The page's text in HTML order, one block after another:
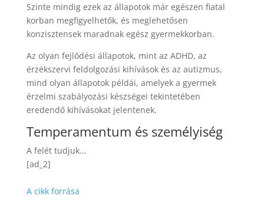
Szinte mindig ezek az állapotok már egészen fiatal
korban megfigyelhetők, és meglehetősen
konzisztensek maradnak egész gyermekkorban.
Az olyan fejlődési állapotok, mint az ADHD, az
érzékszervi feldolgozási kihívások és az autizmus,
mind olyan állapotok példái, amelyek a gyermek
érzelmi szabályozási készségei tekintetében
eredendő kihívásokat jelentenek.
Temperamentum és személyiség
A felét tudjuk…
[ad_2]
A cikk forrása